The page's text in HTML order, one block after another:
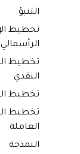
التنبؤ
تخطيط
الرأسمالي
تخطيط
النقدي
تخطيط
تخطيط
العاملة
النمذجة